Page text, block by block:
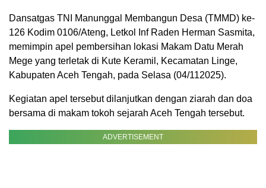
Dansatgas TNI Manunggal Membangun Desa (TMMD) ke-
126 Kodim 0106/Ateng, Letkol Inf Raden Herman Sasmita,
memimpin apel pembersihan lokasi Makam Datu Merah
Mege yang terletak di Kute Keramil, Kecamatan Linge,
Kabupaten Aceh Tengah, pada Selasa (04/112025).
Kegiatan apel tersebut dilanjutkan dengan ziarah dan doa
bersama di makam tokoh sejarah Aceh Tengah tersebut.
ADVERTISEMENT